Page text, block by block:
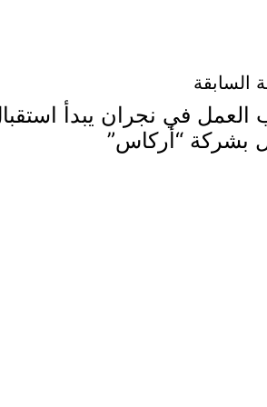
السابقة
العمل في نجران يبدأ
بشركة “أركاس”